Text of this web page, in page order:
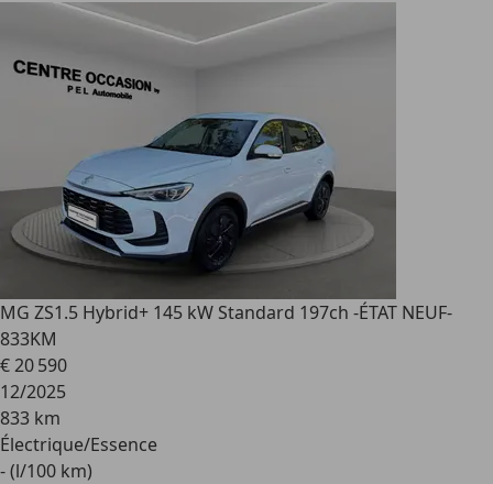
MG ZS1.5 Hybrid+ 145 kW Standard 197ch -ÉTAT NEUF-
833KM
€ 20 590
12/2025
833 km
Électrique/Essence
- (l/100 km)